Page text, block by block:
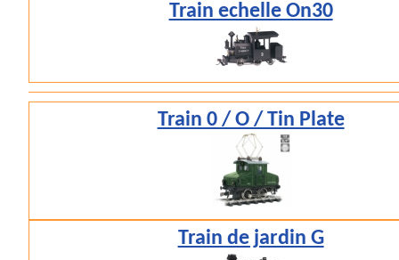
Train echelle On30
Train 0 / O / Tin Plate
Train de jardin G